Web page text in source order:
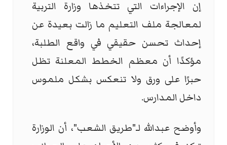
إن الإجراءات التي تتخذها وزارة التربية
لمعالجة ملف التعليم ما زالت بعيدة عن
إحداث تحسن حقيقي في واقع الطلبة،
مؤكدًا أن معظم الخطط المعلنة تظل
حبرًا على ورق ولا تنعكس بشكل ملموس
داخل المدارس.
وأوضح عبدالله لـ"طريق الشعب"، أن الوزارة